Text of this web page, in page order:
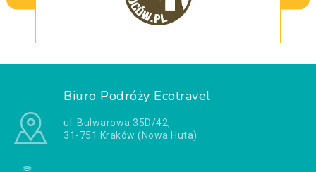
Biuro Podróży Ecotravel
ul. Bulwarowa 35D/42,
31-751 Kraków (Nowa Huta)